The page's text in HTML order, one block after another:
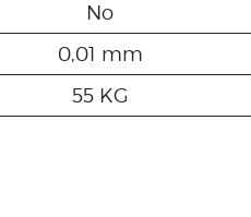
No
0,01 mm
55 KG